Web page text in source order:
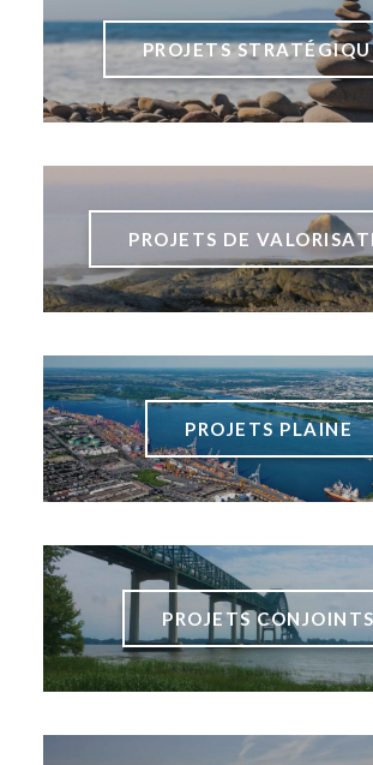
PROJETS
PROJETS DE
PROJETS PLAINE
PROJETS CONJOINTS